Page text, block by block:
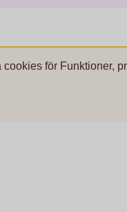
för Funktioner,